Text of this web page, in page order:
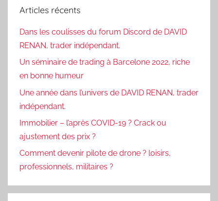
Articles récents
Dans les coulisses du forum Discord de DAVID
RENAN, trader indépendant.
Un séminaire de trading à Barcelone 2022, riche
en bonne humeur
Une année dans l’univers de DAVID RENAN, trader
indépendant.
Immobilier – l’après COVID-19 ? Crack ou
ajustement des prix ?
Comment devenir pilote de drone ? loisirs,
professionnels, militaires ?